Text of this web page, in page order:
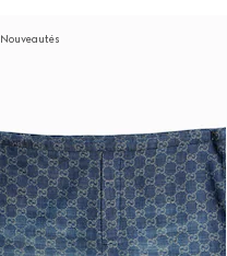
Nouveautés